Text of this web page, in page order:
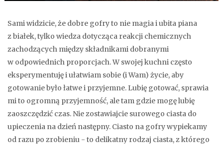
Sami widzicie, że dobre gofry to nie magia i ubita piana
z białek, tylko wiedza dotycząca reakcji chemicznych
zachodzących między składnikami dobranymi
w odpowiednich proporcjach. W swojej kuchni często
eksperymentuję i ułatwiam sobie (i Wam) życie, aby
gotowanie było łatwe i przyjemne. Lubię gotować, sprawia
mi to ogromną przyjemność, ale tam gdzie mogę lubię
zaoszczędzić czas. Nie zostawiajcie surowego ciasta do
upieczenia na dzień następny. Ciasto na gofry wypiekamy
od razu po zrobieniu - to delikatny rodzaj ciasta, z którego